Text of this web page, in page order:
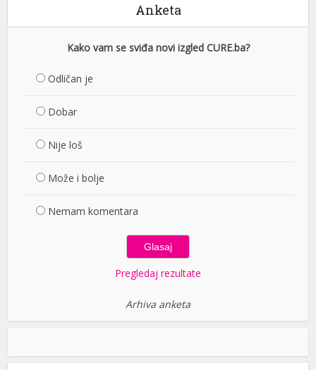
Anketa
Kako vam se sviđa novi izgled CURE.ba?
Odličan je
Dobar
Nije loš
Može i bolje
Nemam komentara
Pregledaj rezultate
Arhiva anketa